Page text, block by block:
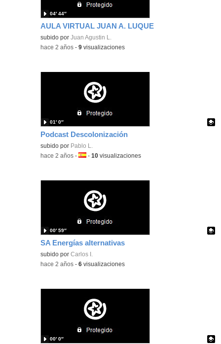
AULA VIRTUAL JUAN A. LUQUE
subido porJuan Agustin L.
04′ 44″
-hace 2 años -9 visualizaciones
Podcast Descolonización
Contenido educativo.
subido por Pablo L.
01′ 0″
-hace 2 años -Idioma:
-10 visualizaciones
SA Energías alternativas
Contenido educativo.
subido porCarlos I.
00′ 59″
-hace 2 años -6 visualizaciones
00′ 0″